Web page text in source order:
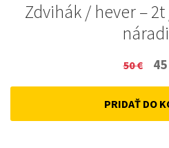
Zdvihák / hever –
50€ 45
PRIDAŤ DO